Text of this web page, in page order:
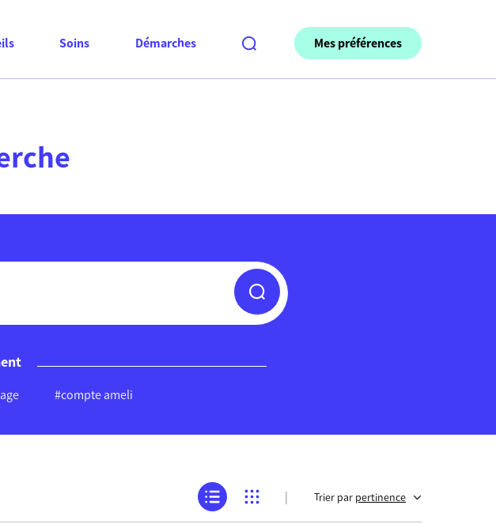
Soins Démarches Mes préférences
#compte ameli
| Trier par pertinence